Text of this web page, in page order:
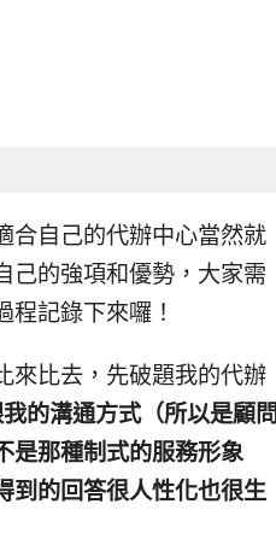
合自己的代辦中心當然就
己的強項和優勢，大家需
記錄下來囉！
來比去，先破題我的代辦
的溝通方式（所以是顧問
是那種制式的服務形象
到的回答很人性化也很生